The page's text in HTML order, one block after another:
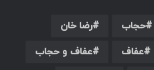
حجاب
رضا خان
عفاف
عفاف و حجاب